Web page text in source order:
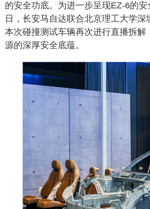
的安全功底。为进一步呈现EZ-6的
日，长安马自达联合北京理工大学深
本次碰撞测试车辆再次进行直播拆解
源的深厚安全底蕴。